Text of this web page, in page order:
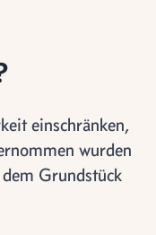
einschränken,
wurden
Grundstück